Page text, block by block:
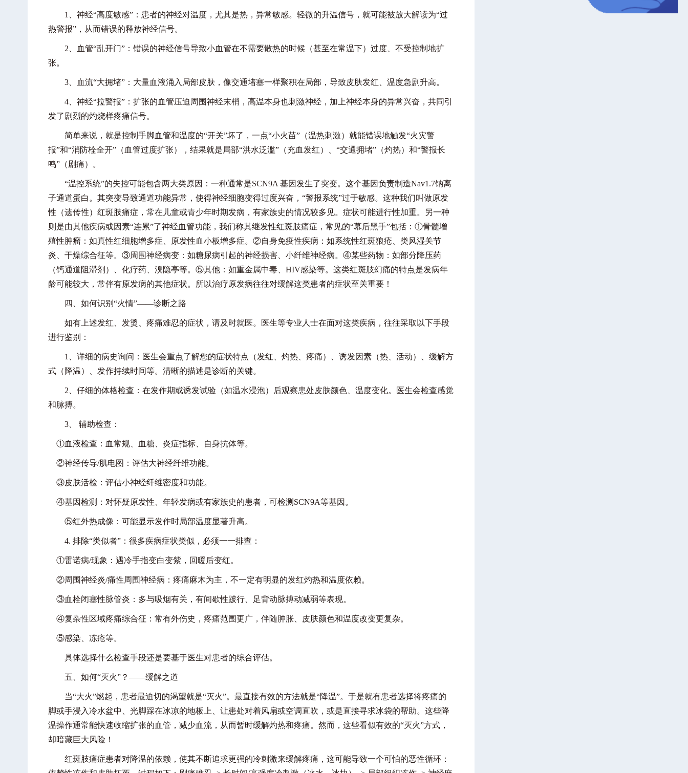
1、神经“高度敏感”：患者的神经对温度，尤其是热，异常敏感。轻微的升温信号，就可能被放大解读为“过
热警报”，从而错误的释放神经信号。
2、血管“乱开门”：错误的神经信号导致小血管在不需要散热的时候（甚至在常温下）过度、不受控制地扩
张。
3、血流“大拥堵”：大量血液涌入局部皮肤，像交通堵塞一样聚积在局部，导致皮肤发红、温度急剧升高。
4、神经“拉警报”：扩张的血管压迫周围神经末梢，高温本身也刺激神经，加上神经本身的异常兴奋，共同引
发了剧烈的灼烧样疼痛信号。
简单来说，就是控制手脚血管和温度的“开关”坏了，一点“小火苗”（温热刺激）就能错误地触发“火灾警
报”和“消防栓全开”（血管过度扩张），结果就是局部“洪水泛滥”（充血发红）、“交通拥堵”（灼热）和“警报长
鸣”（剧痛）。
“温控系统”的失控可能包含两大类原因：一种通常是SCN9A 基因发生了突变。这个基因负责制造Nav1.7钠离
子通道蛋白。其突变导致通道功能异常，使得神经细胞变得过度兴奋，“警报系统”过于敏感。这种我们叫做原发
性（遗传性）红斑肢痛症，常在儿童或青少年时期发病，有家族史的情况较多见。症状可能进行性加重。另一种
则是由其他疾病或因素“连累”了神经血管功能，我们称其继发性红斑肢痛症，常见的“幕后黑手”包括：①骨髓增
殖性肿瘤：如真性红细胞增多症、原发性血小板增多症。②自身免疫性疾病：如系统性红斑狼疮、类风湿关节
炎、干燥综合征等。③周围神经病变：如糖尿病引起的神经损害、小纤维神经病。④某些药物：如部分降压药
（钙通道阻滞剂）、化疗药、溴隐亭等。⑤其他：如重金属中毒、HIV感染等。这类红斑肢幻痛的特点是发病年
龄可能较大，常伴有原发病的其他症状。所以治疗原发病往往对缓解这类患者的症状至关重要！
四、如何识别“火情”——诊断之路
如有上述发红、发烫、疼痛难忍的症状，请及时就医。医生等专业人士在面对这类疾病，往往采取以下手段
进行鉴别：
1、详细的病史询问：医生会重点了解您的症状特点（发红、灼热、疼痛）、诱发因素（热、活动）、缓解方
式（降温）、发作持续时间等。清晰的描述是诊断的关键。
2、仔细的体格检查：在发作期或诱发试验（如温水浸泡）后观察患处皮肤颜色、温度变化。医生会检查感觉
和脉搏。
3、 辅助检查：
①血液检查：血常规、血糖、炎症指标、自身抗体等。
②神经传导/肌电图：评估大神经纤维功能。
③皮肤活检：评估小神经纤维密度和功能。
④基因检测：对怀疑原发性、年轻发病或有家族史的患者，可检测SCN9A等基因。
⑤红外热成像：可能显示发作时局部温度显著升高。
4. 排除“类似者”：很多疾病症状类似，必须一一排查：
①雷诺病/现象：遇冷手指变白变紫，回暖后变红。
②周围神经炎/痛性周围神经病：疼痛麻木为主，不一定有明显的发红灼热和温度依赖。
③血栓闭塞性脉管炎：多与吸烟有关，有间歇性跛行、足背动脉搏动减弱等表现。
④复杂性区域疼痛综合征：常有外伤史，疼痛范围更广，伴随肿胀、皮肤颜色和温度改变更复杂。
⑤感染、冻疮等。
具体选择什么检查手段还是要基于医生对患者的综合评估。
五、如何“灭火”？——缓解之道
当“大火”燃起，患者最迫切的渴望就是“灭火”。最直接有效的方法就是“降温”。于是就有患者选择将疼痛的
脚或手浸入冷水盆中、光脚踩在冰凉的地板上、让患处对着风扇或空调直吹，或是直接寻求冰袋的帮助。这些降
温操作通常能快速收缩扩张的血管，减少血流，从而暂时缓解灼热和疼痛。然而，这些看似有效的“灭火”方式，
却暗藏巨大风险！
红斑肢痛症患者对降温的依赖，使其不断追求更强的冷刺激来缓解疼痛，这可能导致一个可怕的恶性循环：